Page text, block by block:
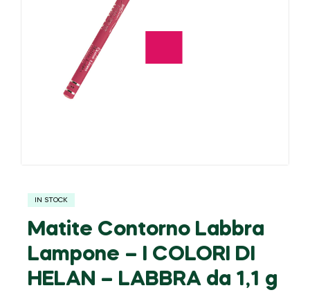
IN STOCK
Matite Contorno Labbra
Lampone – I COLORI DI
HELAN – LABBRA da 1,1 g